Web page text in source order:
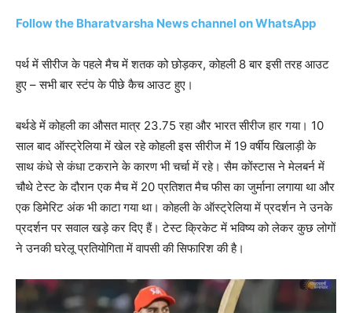
Follow the Bharatvarsha News channel on WhatsApp
पर्थ में सीरीज के पहले मैच में शतक को छोड़कर, कोहली 8 बार इसी तरह आउट
हुए – सभी बार स्टंप के पीछे कैच आउट हुए।
बर्थडे में कोहली का औसत मात्र 23.75 रहा और भारत सीरीज हार गया। 10
साल बाद ऑस्ट्रेलिया में खेल रहे कोहली इस सीरीज में 19 वर्षीय खिलाड़ी के
साथ कंधे से कंधा टकराने के कारण भी चर्चा में रहे। सैम कोंस्टास ने मेलबर्न में
चौथे टेस्ट के दौरान एक मैच में 20 प्रतिशत मैच फीस का जुर्माना लगाया था और
एक डिमेरिट अंक भी काटा गया था। कोहली के ऑस्ट्रेलिया में प्रदर्शन ने उनके
प्रदर्शन पर सवाल खड़े कर दिए हैं। टेस्ट क्रिकेट में भविष्य को लेकर कुछ लोगों
ने उनकी घरेलू प्रतियोगिता में वापसी की सिफारिश की है।